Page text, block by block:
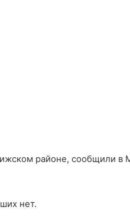
районе, сообщили в
нет.